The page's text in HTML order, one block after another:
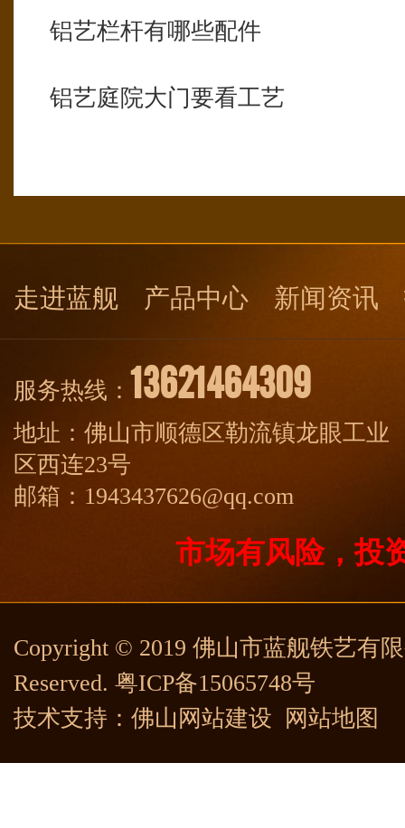
铝艺栏杆有哪些配件
铝艺庭院大门要看工艺
走进蓝舰 产品中心 新闻资讯
服务热线： 13621464309
地址：佛山市顺德区勒流镇龙眼工业
区西连23号
邮箱：1943437626@qq.com
市场有风险，投
Copyright © 2019 佛山市蓝舰铁艺有
Reserved. 粤ICP备15065748号
技术支持： 佛山网站建设 网站地图